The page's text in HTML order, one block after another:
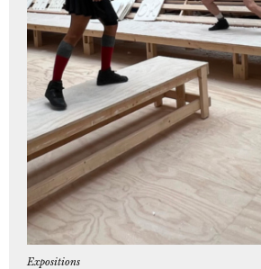
Expositions